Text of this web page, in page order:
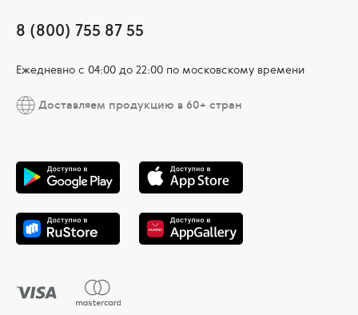
8 (800) 755 87 55
Ежедневно c 04:00 до 22:00 по московскому времени
Доставляем продукцию в 60+ стран